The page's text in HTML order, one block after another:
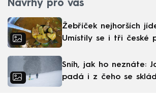
Návrhy pro vás
Žebříček nejhorších
Umístily se i tři české
Sníh, jak ho neznáte:
padá i z čeho se